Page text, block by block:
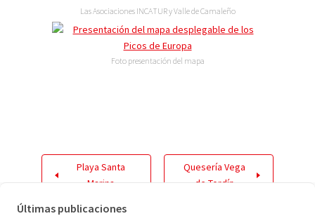
Las Asociaciones INCATUR y Valle de Camaleño
Foto presentación del mapa
Playa Santa
Marina
Quesería Vega
de Tordín
Últimas publicaciones